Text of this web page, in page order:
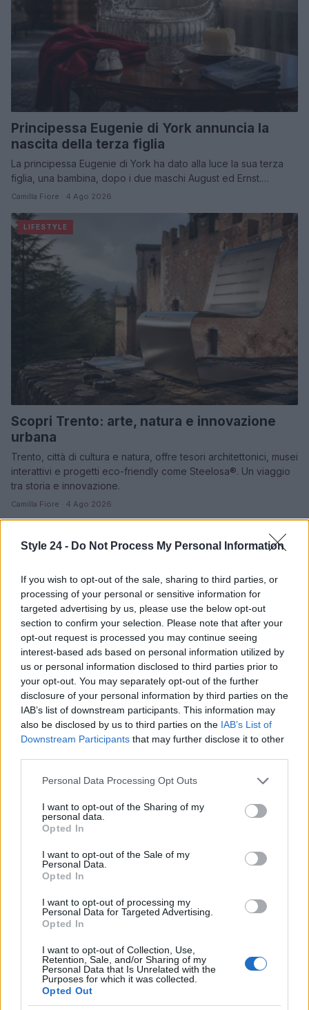
Style 24 - Do Not Process My Personal Information
If you wish to opt-out of the sale, sharing to third parties, or
processing of your personal or sensitive information for
targeted advertising by us, please use the below opt-out
section to confirm your selection. Please note that after your
opt-out request is processed you may continue seeing
interest-based ads based on personal information utilized by
us or personal information disclosed to third parties prior to
your opt-out. You may separately opt-out of the further
disclosure of your personal information by third parties on the
IAB’s list of downstream participants. This information may
also be disclosed by us to third parties on the IAB’s List of
Downstream Participants that may further disclose it to other
Please note that this website/app uses one or more Google
not limited to your visit or usage behaviour. You may click to
grant or deny consent to Google and its third-party tags to
use your data for below specified purposes in below Google
consent section.
Personal Data Processing Opt Outs
I want to opt-out of the Sharing of my
personal data.
Opted In
I want to opt-out of the Sale of my
Personal Data.
Opted In
I want to opt-out of processing my
Personal Data for Targeted Advertising.
Opted In
I want to opt-out of Collection, Use,
Retention, Sale, and/or Sharing of my
Personal Data that Is Unrelated with the
Purposes for which it was collected.
Opted Out
Principessa Eugenie di York annuncia la
nascita della terza figlia
La principessa Eugenie di York ha dato alla luce la sua terza
figlia, una bambina, dopo i due maschi August ed Ernst.…
Camilla Fiore · 4 Ago 2026
LIFESTYLE
Scopri Trento: arte, natura e innovazione
urbana
Trento, città di cultura e natura, offre tesori architettonici, musei
interattivi e progetti eco-friendly come Steelosa®. Un viaggio
tra storia e innovazione.
Camilla Fiore · 4 Ago 2026
Guida ai profumi retrò: aldeidici, poudré e
saponati
Una guida essenziale ai profumi aldeidici, poudré e saponati
con consigli di layering, dosaggio e occasioni d’uso per
Camilla Fiore · 4 Ago 2026